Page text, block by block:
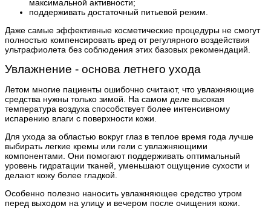
максимальной активности;
поддерживать достаточный питьевой режим.
Даже самые эффективные косметические процедуры не смогут
полностью компенсировать вред от регулярного воздействия
ультрафиолета без соблюдения этих базовых рекомендаций.
Увлажнение - основа летнего ухода
Летом многие пациенты ошибочно считают, что увлажняющие
средства нужны только зимой. На самом деле высокая
температура воздуха способствует более интенсивному
испарению влаги с поверхности кожи.
Для ухода за областью вокруг глаз в теплое время года лучше
выбирать легкие кремы или гели с увлажняющими
компонентами. Они помогают поддерживать оптимальный
уровень гидратации тканей, уменьшают ощущение сухости и
делают кожу более гладкой.
Особенно полезно наносить увлажняющее средство утром
перед выходом на улицу и вечером после очищения кожи.